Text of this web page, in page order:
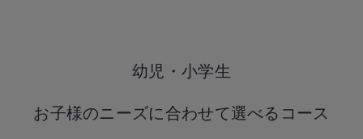
幼児・小学生
お子様のニーズに合わせて選べるコース